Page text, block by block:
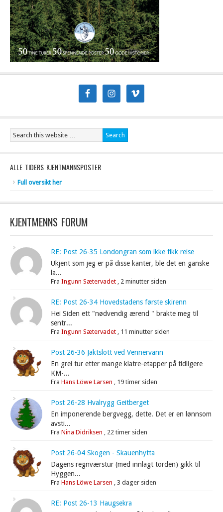
ALLE TIDERS KJENTMANNSPOSTER
Full oversikt her
KJENTMENNS FORUM
RE: Post 26-35 Londongran som ikke fikk reise
Ukjent som jeg er på disse kanter, ble det en ganske
la...
FraIngunn Sætervadet , 2 minutter siden
RE: Post 26-34 Hovedstadens første skirenn
Hei Siden ett "nødvendig ærend " brakte meg til
sentr...
FraIngunn Sætervadet , 11 minutter siden
Post 26-36 Jaktslott ved Vennervann
En grei tur etter mange klatre-etapper på tidligere
KM-...
FraHans Löwe Larsen , 19 timer siden
Post 26-28 Hvalrygg Geitberget
En imponerende bergvegg, dette. Det er en lønnsom
avsti...
FraNina Didriksen , 22 timer siden
Post 26-04 Skogen - Skauenhytta
Dagens regnværstur (med innlagt torden) gikk til
Hyggen...
FraHans Löwe Larsen ,3 dager siden
RE: Post 26-13 Haugsekra